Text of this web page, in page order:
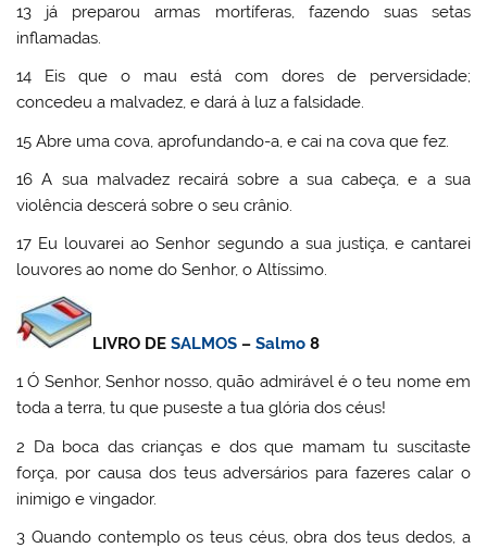
13 já preparou armas mortíferas, fazendo suas setas
inflamadas.
14 Eis que o mau está com dores de perversidade;
concedeu a malvadez, e dará à luz a falsidade.
15 Abre uma cova, aprofundando-a, e cai na cova que fez.
16 A sua malvadez recairá sobre a sua cabeça, e a sua
violência descerá sobre o seu crânio.
17 Eu louvarei ao Senhor segundo a sua justiça, e cantarei
louvores ao nome do Senhor, o Altíssimo.
LIVRO DESALMOS –Salmo 8
1 Ó Senhor, Senhor nosso, quão admirável é o teu nome em
toda a terra, tu que puseste a tua glória dos céus!
2 Da boca das crianças e dos que mamam tu suscitaste
força, por causa dos teus adversários para fazeres calar o
inimigo e vingador.
3 Quando contemplo os teus céus, obra dos teus dedos, a